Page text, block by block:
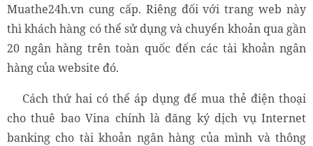
Muathe24h.vn cung cấp. Riêng đối với trang web này
thì khách hàng có thể sử dụng và chuyển khoản qua gần
20 ngân hàng trên toàn quốc đến các tài khoản ngân
hàng của website đó.
Cách thứ hai có thể áp dụng để mua thẻ điện thoại
cho thuê bao Vina chính là đăng ký dịch vụ Internet
banking cho tài khoản ngân hàng của mình và thông